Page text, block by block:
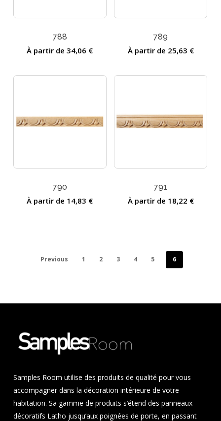
Votre panier est vide.
788
À partir de34,06 €
789
À partir de 25,63 €
790
À partir de 14,83 €
791
À partir de 18,22 €
Previous 1 2 3 4 5 6
Samples Room utilise des produits de qualité pour vous
accompagner dans la décoration intérieure de votre
habitation. Sa gamme de produits s’étend des panneaux
décoratifs Latho jusqu’aux poignées de porte, en passant